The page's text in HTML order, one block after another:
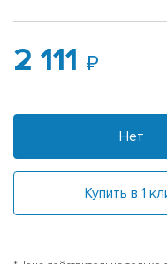
2 111
Нет
Купить в 1